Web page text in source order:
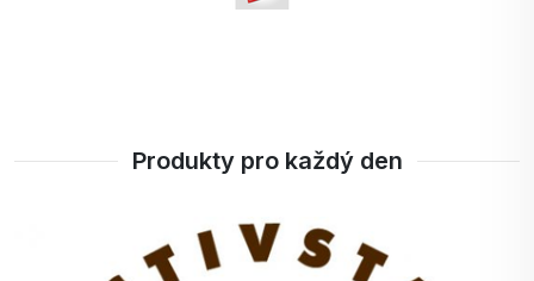
Produkty pro každý den